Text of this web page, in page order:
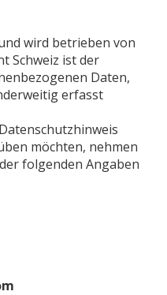
wird betrieben von
Schweiz ist der
Daten,
erfasst
möchten, nehmen
folgenden Angaben